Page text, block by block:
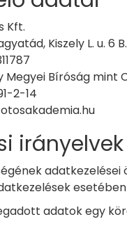
Kft.
Kiszely L. u. 6 B.
Megyei Bíróság mint
2-14
irányelvek
adatok egy